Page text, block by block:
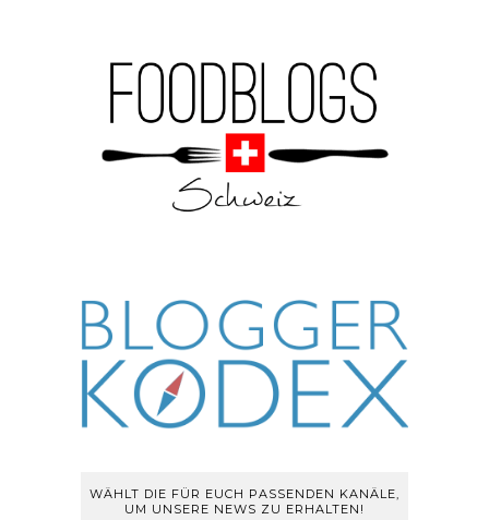
WÄHLT DIE FÜR EUCH PASSENDEN KANÄLE,
UM UNSERE NEWS ZU ERHALTEN!